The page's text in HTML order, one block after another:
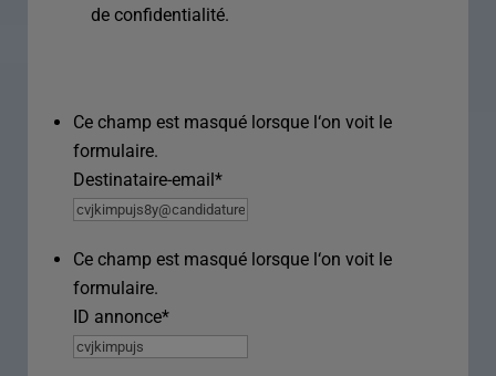
de confidentialité.
Ce champ est masqué lorsque l‘on voit le
formulaire.
Destinataire-email*
Ce champ est masqué lorsque l‘on voit le
formulaire.
ID annonce*